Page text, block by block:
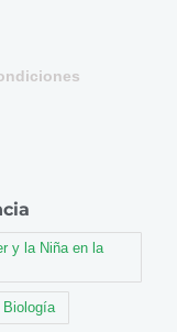
y la Niña en la
Biología